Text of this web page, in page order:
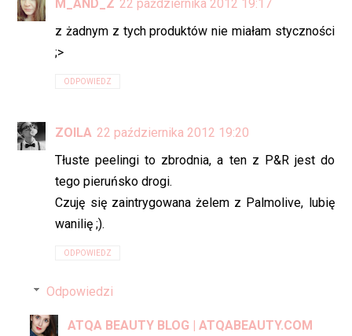
M_AND_Z 22 października 2012 19:17
z żadnym z tych produktów nie miałam styczności
;>
ODPOWIEDZ
ZOILA 22 października 2012 19:20
Tłuste peelingi to zbrodnia, a ten z P&R jest do
tego pieruńsko drogi.
Czuję się zaintrygowana żelem z Palmolive, lubię
wanilię ;).
ODPOWIEDZ
Odpowiedzi
ATQA BEAUTY BLOG | ATQABEAUTY.COM